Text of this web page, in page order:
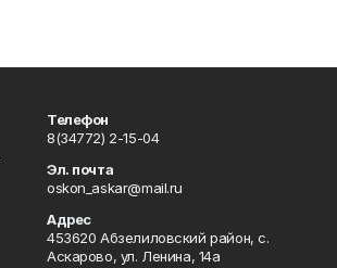
Телефон
8(34772) 2-15-04
Эл. почта
oskon_askar@mail.ru
Адрес
453620 Абзелиловский район, с.
Аскарово, ул. Ленина, 14а